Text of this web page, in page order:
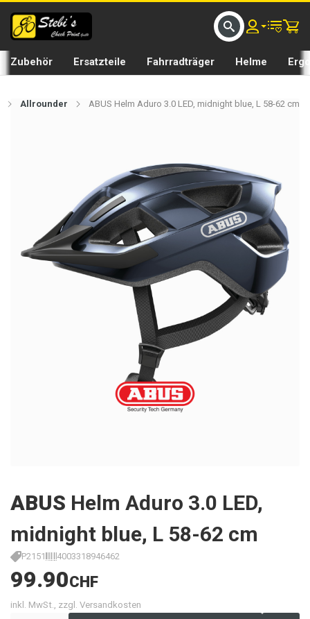
Zubehör Ersatzteile Fahrradträger Helme
Allrounder ABUS Helm Aduro 3.0 LED, midnight blue, L 58-62 cm
ABUS Helm Aduro 3.0 LED,
midnight blue, L 58-62 cm
P2151 4003318946462
99.90CHF
inkl. MwSt., zzgl. Versandkosten